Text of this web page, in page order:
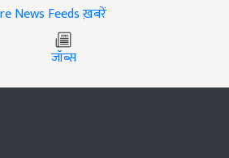
ख़बरें
जॉब्स